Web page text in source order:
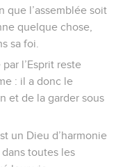
que l’assemblée soit
quelque chose,
sa foi.
l’Esprit reste
: il a donc le
et de la garder sous
un Dieu d’harmonie
toutes les